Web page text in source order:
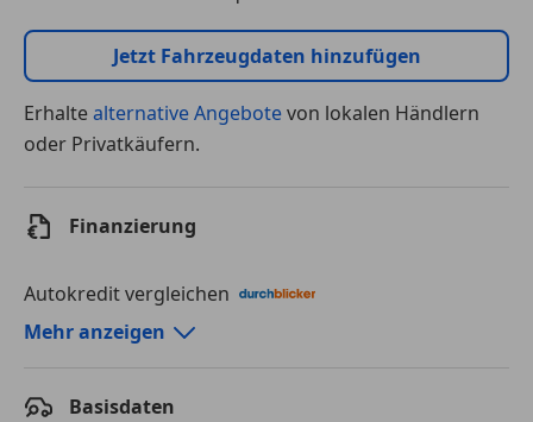
Jetzt Fahrzeugdaten hinzufügen
Erhaltealternative Angebotevon lokalen Händlern
oder Privatkäufern.
Finanzierung
Autokredit vergleichen
Autokredit-Rechner von durchblicker.at
Mehr anzeigen
Basisdaten